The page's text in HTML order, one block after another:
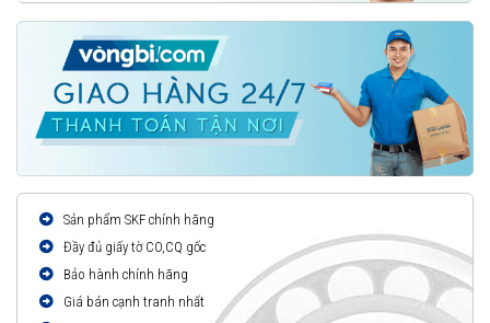
Sản phẩm SKF chính hãng
Đầy đủ giấy tờ CO,CQ gốc
Bảo hành chính hãng
Giá bán cạnh tranh nhất